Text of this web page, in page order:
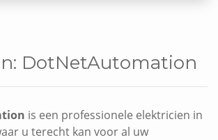
DotNetAutomation
is een professionele elektricien in
u terecht kan voor al uw